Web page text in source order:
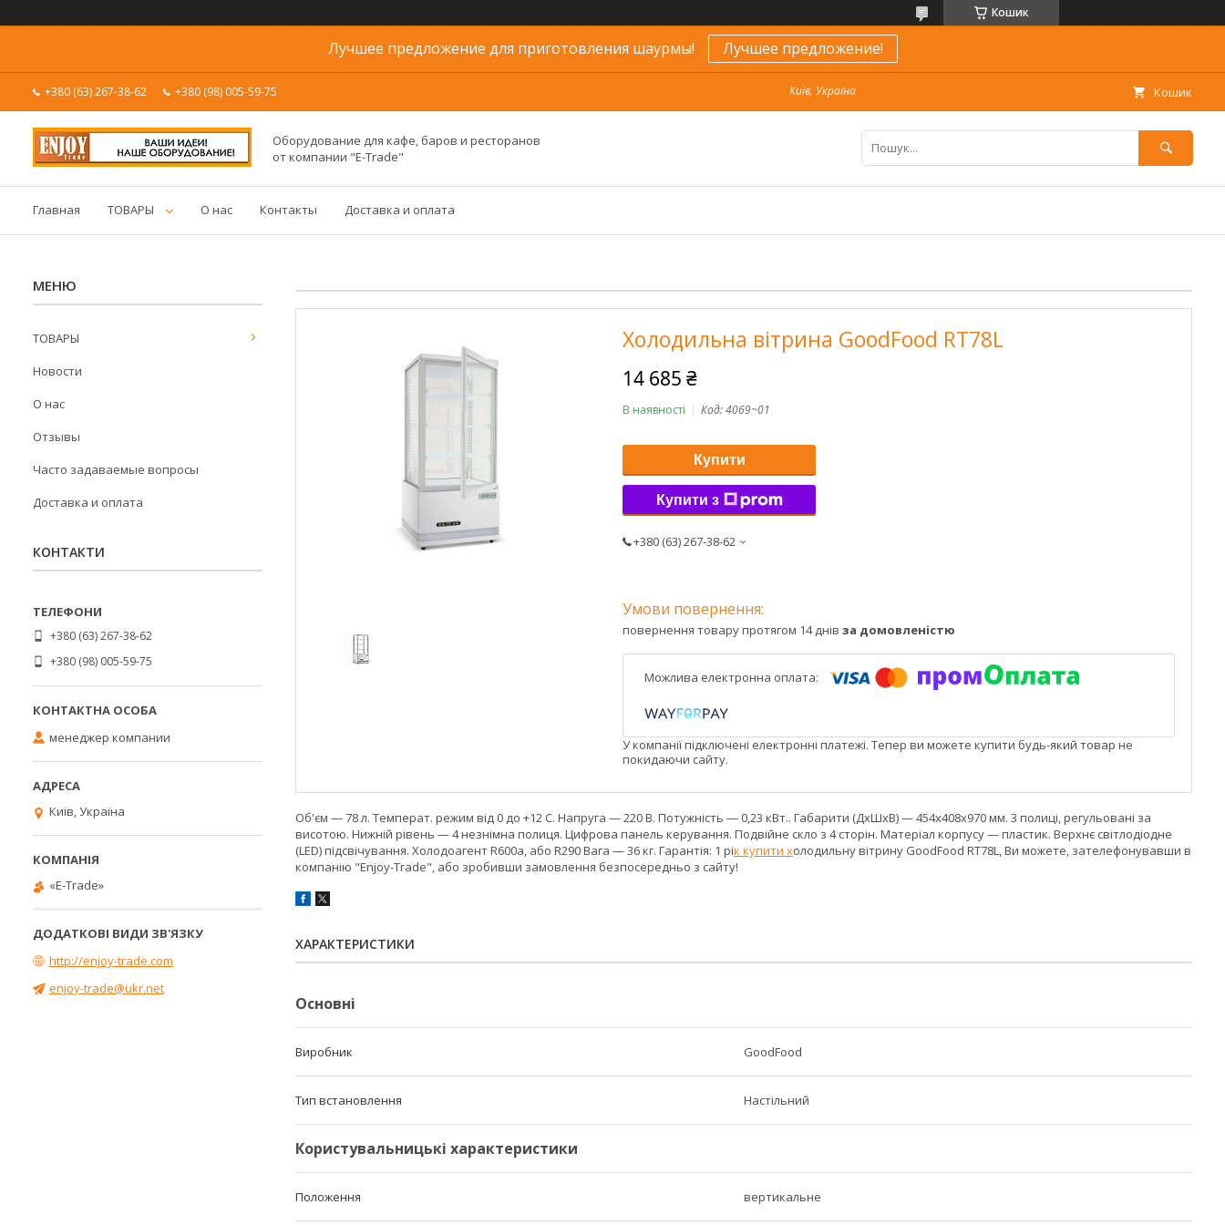
Кошик
Лучшее предложение для приготовления шаурмы! Лучшее предложение!
+380 (63) 267-38-62 +380 (98) 005-59-75 Київ, Україна Кошик
Оборудование для кафе, баров и ресторанов
от компании "E-Trade"
Главная ТОВАРЫ О нас Контакты Доставка и оплата
Холодильна вітрина GoodFood RT78L
14 685 ₴
В наявності Код:4069~01
Купити
Купити з
+380 (63) 267-38-62
повернення товару протягом 14 днів за домовленістю
У компанії підключені електронні платежі. Тепер ви можете купити будь-який товар не
покидаючи сайту.
Об'єм — 78 л. Температ. режим від 0 до +12 С. Напруга — 220 В. Потужність — 0,23 кВт.. Габарити (ДхШхВ) — 454х408х970 мм. 3 полиці, регульовані за
висотою. Нижній рівень — 4 незнімна полиця. Цифрова панель керування. Подвійне скло з 4 сторін. Матеріал корпусу — пластик. Верхнє світлодіодне
(LED) підсвічування. Холодоагент R600a, або R290 Вага — 36 кг. Гарантія: 1 рік купити холодильну вітрину GoodFood RT78L, Ви можете, зателефонувавши в
компанію "Enjoy-Trade", або зробивши замовлення безпосередньо з сайту!
ХАРАКТЕРИСТИКИ
Основні
Виробник GoodFood
Тип встановлення Настільний
Користувальницькі характеристики
Положення вертикальне
ТОВАРЫ
Новости
О нас
Отзывы
Часто задаваемые вопросы
Доставка и оплата
КОНТАКТИ
+380 (63) 267-38-62
+380 (98) 005-59-75
менеджер компании
Київ, Україна
«E-Trade»
http://enjoy-trade.com
enjoy-trade@ukr.net